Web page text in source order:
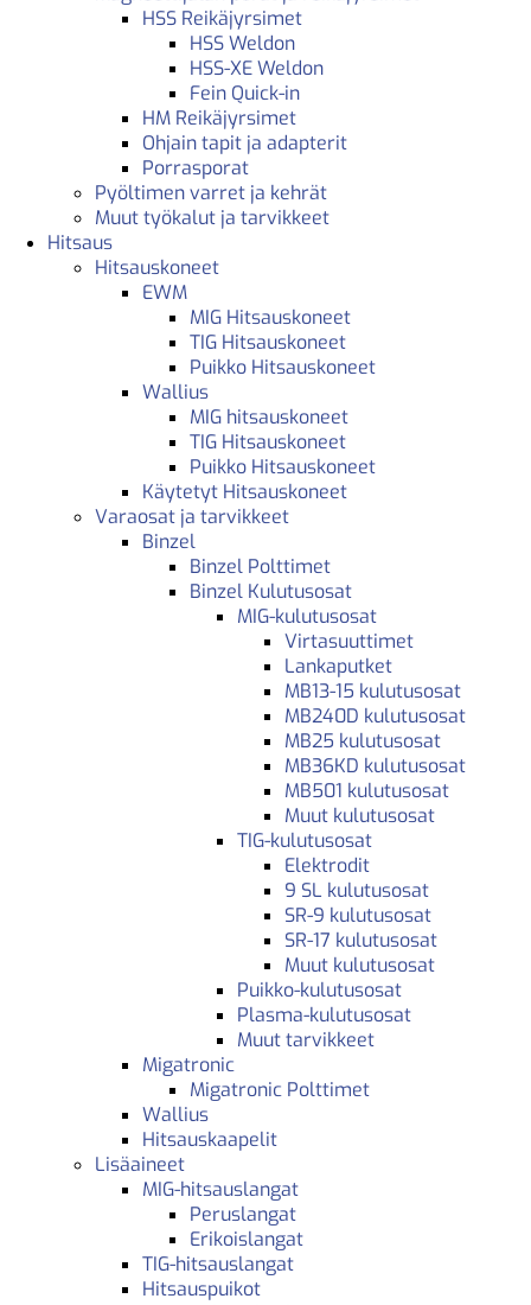
HSS Reikäjyrsimet
HSS Weldon
HSS-XE Weldon
Fein Quick-in
HM Reikäjyrsimet
Ohjain tapit ja adapterit
Porrasporat
Pyöltimen varret ja kehrät
Muut työkalut ja tarvikkeet
Hitsaus
Hitsauskoneet
EWM
MIG Hitsauskoneet
TIG Hitsauskoneet
Puikko Hitsauskoneet
Wallius
MIG hitsauskoneet
TIG Hitsauskoneet
Puikko Hitsauskoneet
Käytetyt Hitsauskoneet
Varaosat ja tarvikkeet
Binzel
Binzel Polttimet
Binzel Kulutusosat
MIG-kulutusosat
Virtasuuttimet
Lankaputket
MB13-15 kulutusosat
MB240D kulutusosat
MB25 kulutusosat
MB36KD kulutusosat
MB501 kulutusosat
Muut kulutusosat
TIG-kulutusosat
Elektrodit
9 SL kulutusosat
SR-9 kulutusosat
SR-17 kulutusosat
Muut kulutusosat
Puikko-kulutusosat
Plasma-kulutusosat
Muut tarvikkeet
Migatronic
Migatronic Polttimet
Wallius
Hitsauskaapelit
Lisäaineet
MIG-hitsauslangat
Peruslangat
Erikoislangat
TIG-hitsauslangat
Hitsauspuikot